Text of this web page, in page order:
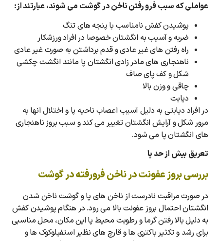
عواملی که سبب فرو رفتن ناخن در گوشت می شوند، عبارتند از:
پوشیدن کفش نامناسب با پنجه های تنگ
ضربه و آسیب به انگشتان خصوصا در افراد ورزشکار
راه رفتن های غیر عادی و قدم برداشتن به صورت غیر عادی
ناهنجاری های مادر زادی انگشتان پا مانند انگشت چکشی
شکل و کف پای صاف
چاقی و وزن بالا
دیابت
در افراد دیابتی به دلیل آسیب اعصاب ناحیه پا و اختلال آنها به
مرور شکل و آرایش انگشتان تغییر می کند و سبب بروز ناهنجاری
های انگشتان پا می شود.
تعریق بیش از حد پا
بررسی بروز عفونت در ناخن فرورفته در گوشت
در صورت مراقبت نادرست از ناخن های پا و گوشت ناخن شدن
انگشتان احتمال بروز عفونت بالا می رود. در هنگام پوشیدن کفش
به دلیل بالا رفتن گرما و رطوبت محیط پا این مکان، محل مناسبی
برای رشد و تکثیر باکتری‌ ها و قارچ‌ های نظیر استفیلوکوک ها و